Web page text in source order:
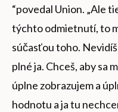
“povedal Union. „Ale
týchto odmietnutí, to
súčasťou toho.
plné ja. Chceš, aby sa
úplne zobrazujem a
hodnotu a ja tu